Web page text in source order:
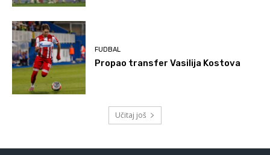
FUDBAL
Propao transfer Vasilija Kostova
Učitaj još